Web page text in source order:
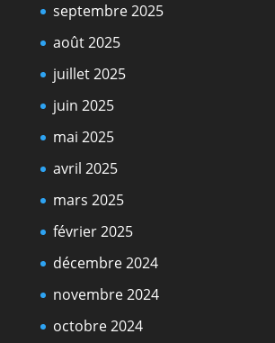
septembre 2025
août 2025
juillet 2025
juin 2025
mai 2025
avril 2025
mars 2025
février 2025
décembre 2024
novembre 2024
octobre 2024